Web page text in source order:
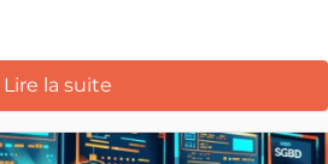
Lire la suite